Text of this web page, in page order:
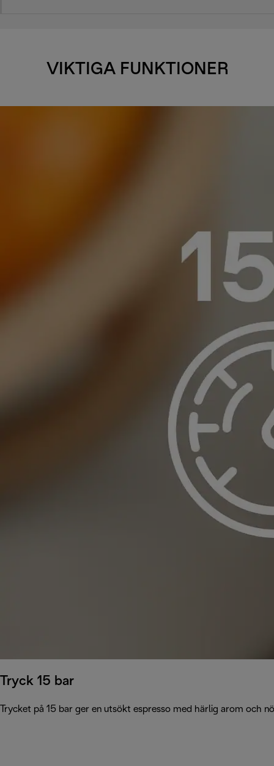
VIKTIGA FUNKTIONER
Tryck 15 bar
Trycket på 15 bar ger en utsökt espresso med härlig arom och